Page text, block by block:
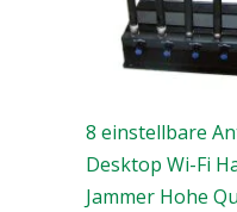
8 einstellbare
Desktop Wi-Fi
Jammer Hohe